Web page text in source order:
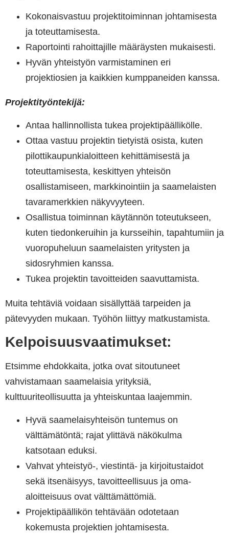
Kokonaisvastuu projektitoiminnan johtamisesta
ja toteuttamisesta.
Raportointi rahoittajille määräysten mukaisesti.
Hyvän yhteistyön varmistaminen eri
projektiosien ja kaikkien kumppaneiden kanssa.
Projektityöntekijä:
Antaa hallinnollista tukea projektipäällikölle.
Ottaa vastuu projektin tietyistä osista, kuten
pilottikaupunkialoitteen kehittämisestä ja
toteuttamisesta, keskittyen yhteisön
osallistamiseen, markkinointiin ja saamelaisten
tavaramerkkien näkyvyyteen.
Osallistua toiminnan käytännön toteutukseen,
kuten tiedonkeruihin ja kursseihin, tapahtumiin ja
vuoropuheluun saamelaisten yritysten ja
sidosryhmien kanssa.
Tukea projektin tavoitteiden saavuttamista.
Muita tehtäviä voidaan sisällyttää tarpeiden ja
pätevyyden mukaan. Työhön liittyy matkustamista.
Kelpoisuusvaatimukset:
Etsimme ehdokkaita, jotka ovat sitoutuneet
vahvistamaan saamelaisia ​​yrityksiä,
kulttuuriteollisuutta ja yhteiskuntaa laajemmin.
Hyvä saamelaisyhteisön tuntemus on
välttämätöntä; rajat ylittävä näkökulma
katsotaan eduksi.
Vahvat yhteistyö-, viestintä- ja kirjoitustaidot
sekä itsenäisyys, tavoitteellisuus ja oma-
aloitteisuus ovat välttämättömiä.
Projektipäällikön tehtävään odotetaan
kokemusta projektien johtamisesta.